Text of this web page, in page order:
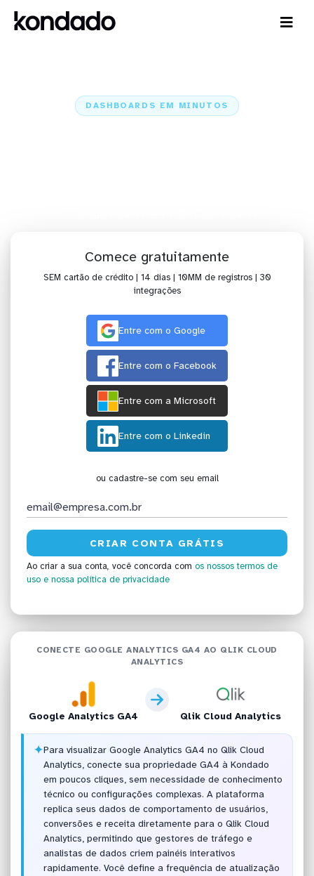
DASHBOARDS EM MINUTOS
Comece gratuitamente
SEM cartão de crédito | 14 dias | 10MM de registros | 30
integrações
Entre com o Google
Entre com o Facebook
Entre com a Microsoft
Entre com o Linkedin
ou cadastre-se com seu email
Ao criar a sua conta, você concorda com os nossos termos de
uso e nossa política de privacidade
CONECTE GOOGLE ANALYTICS GA4 AO QLIK CLOUD
ANALYTICS
Google Analytics GA4 Qlik Cloud Analytics
✦Para visualizar Google Analytics GA4 no Qlik Cloud
Analytics, conecte sua propriedade GA4 à Kondado
em poucos cliques, sem necessidade de conhecimento
técnico ou configurações complexas. A plataforma
replica seus dados de comportamento de usuários,
conversões e receita diretamente para o Qlik Cloud
Analytics, permitindo que gestores de tráfego e
analistas de dados criem painéis interativos
rapidamente. Você define a frequência de atualização